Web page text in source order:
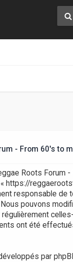
- From 60's to
Roots Forum
https://
responsable de
pouvons
ont été
par